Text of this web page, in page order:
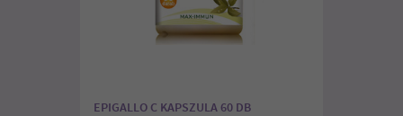
EPIGALLO C KAPSZULA 60 DB